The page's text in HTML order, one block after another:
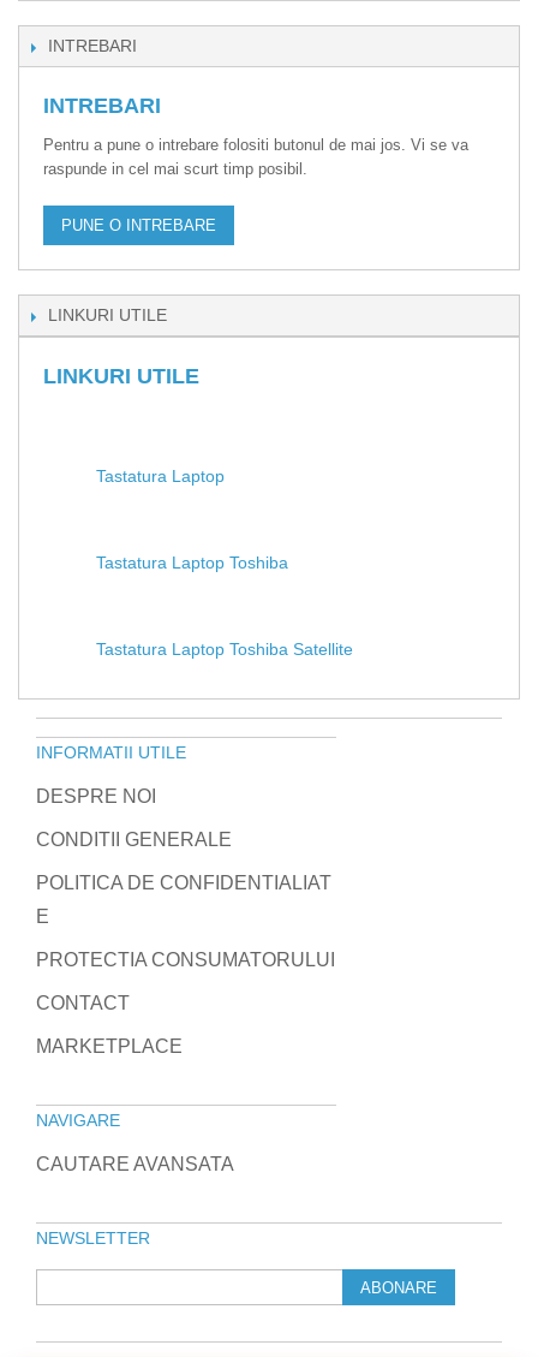
INTREBARI
INTREBARI
Pentru a pune o intrebare folositi butonul de mai jos. Vi se va
raspunde in cel mai scurt timp posibil.
PUNE O INTREBARE
LINKURI UTILE
LINKURI UTILE
Tastatura Laptop
Tastatura Laptop Toshiba
Tastatura Laptop Toshiba Satellite
INFORMATII UTILE
DESPRE NOI
CONDITII GENERALE
POLITICA DE CONFIDENTIALIAT
E
PROTECTIA CONSUMATORULUI
CONTACT
MARKETPLACE
NAVIGARE
CAUTARE AVANSATA
NEWSLETTER
ABONARE